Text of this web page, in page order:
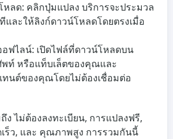
หลด: คลิกปุ่มแปลง บริการจะประมวล
และให้ลิงก์ดาวน์โหลดโดยตรงเมื่อ
อฟไลน์: เปิดไฟล์ที่ดาวน์โหลดบน
พท์ หรือแท็บเล็ตของคุณและ
ทนต์ของคุณโดยไม่ต้องเชื่อมต่อ
ถึงไม่ต้องลงทะเบียน, การแปลงฟรี,
ร็ว, และ คุณภาพสูง การรวมกันนี้